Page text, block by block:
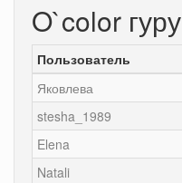
O`color гуру
Пользователь
Яковлева
stesha_1989
Elena
Natali